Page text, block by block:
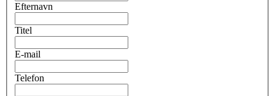
Efternavn
Titel
E-mail
Telefon